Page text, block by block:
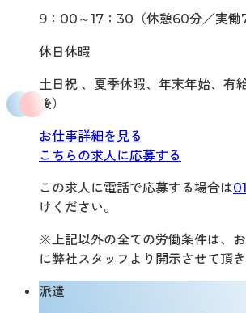
9：00～17：30（休憩60分／実働
休日休暇
土日祝 、夏季休暇、年末年始、有
後）
お仕事詳細を見る
こちらの求人に応募する
この求人に電話で応募する場合は
けください。
※上記以外の全ての労働条件は、
に弊社スタッフより開示させて頂き
派遣